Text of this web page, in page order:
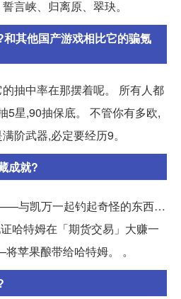
言峡、归离原、翠玦。
其他国产游戏相比它的骗氪
抽中率在那摆着呢。 所有人都
5星,90抽保底。 不管你有多欧,
阶武器,必定要经历9。
成就?
与凯万一起钓起奇怪的东西…
哈特姆在「期货交易」大赚一
苹果酿带给哈特姆。 。